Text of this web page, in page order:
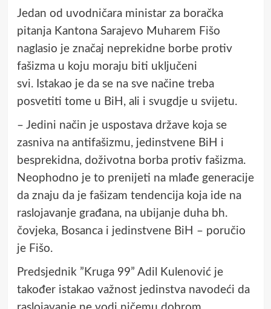
Jedan od uvodničara ministar za boračka
pitanja Kantona Sarajevo Muharem Fišo
naglasio je značaj neprekidne borbe protiv
fašizma u koju moraju biti uključeni
svi. Istakao je da se na sve načine treba
posvetiti tome u BiH, ali i svugdje u svijetu.
– Jedini način je uspostava države koja se
zasniva na antifašizmu, jedinstvene BiH i
besprekidna, doživotna borba protiv fašizma.
Neophodno je to prenijeti na mlađe generacije
da znaju da je fašizam tendencija koja ide na
raslojavanje građana, na ubijanje duha bh.
čovjeka, Bosanca i jedinstvene BiH – poručio
je Fišo.
Predsjednik ”Kruga 99” Adil Kulenović je
također istakao važnost jedinstva navodeći da